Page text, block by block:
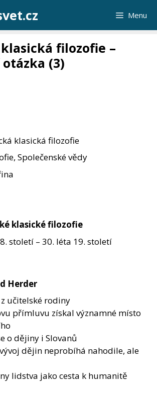
Menu
filozofie –
(3)
klasická filozofie
Společenské vědy
klasické filozofie
století – 30. léta 19. století
Herder
z učitelské rodiny
přímluvu získal významné místo
o dějiny i Slovanů
dějin neprobíhá nahodile, ale
lidstva jako cesta k humanitě